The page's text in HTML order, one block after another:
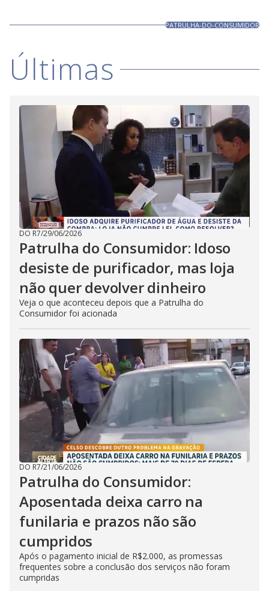
PATRULHA-DO-CONSUMIDOR
Últimas
DO R7/29/06/2026
Patrulha do Consumidor: Idoso
desiste de purificador, mas loja
não quer devolver dinheiro
Veja o que aconteceu depois que a Patrulha do
Consumidor foi acionada
DO R7/21/06/2026
Patrulha do Consumidor:
Aposentada deixa carro na
funilaria e prazos não são
cumpridos
Após o pagamento inicial de R$2.000, as promessas
frequentes sobre a conclusão dos serviços não foram
cumpridas